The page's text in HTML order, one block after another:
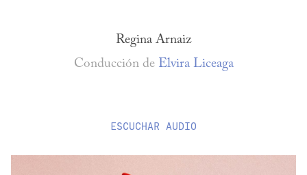
Regina Arnaiz
Conducción de Elvira Liceaga
ESCUCHAR AUDIO